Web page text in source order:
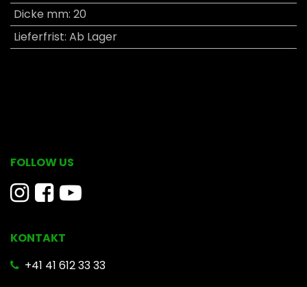
Dicke mm: 20
Lieferfrist: Ab Lager
FOLLOW US
KONTAKT
​ +41 41 612 33 33